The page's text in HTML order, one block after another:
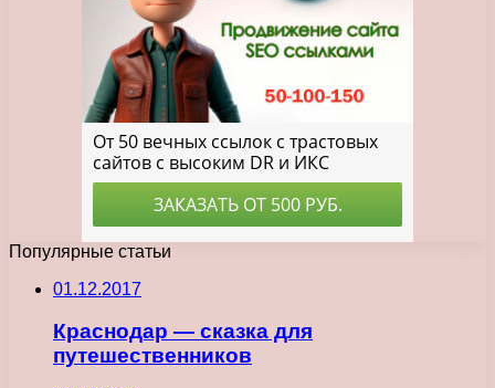
Популярные статьи
01.12.2017
Краснодар — сказка для
путешественников